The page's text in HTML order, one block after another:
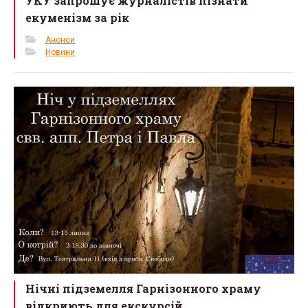
екуменізм за рік
Анонси
Новини
Нічні підземелля Гарнізонного храму